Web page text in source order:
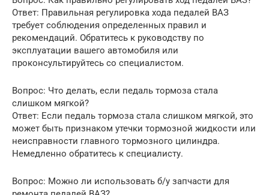
Ответ: Правильная регулировка хода педалей ВАЗ
требует соблюдения определенных правил и
рекомендаций. Обратитесь к руководству по
эксплуатации вашего автомобиля или
проконсультируйтесь со специалистом.
Вопрос: Что делать, если педаль тормоза стала
слишком мягкой?
Ответ: Если педаль тормоза стала слишком мягкой, это
может быть признаком утечки тормозной жидкости или
неисправности главного тормозного цилиндра.
Немедленно обратитесь к специалисту.
Вопрос: Можно ли использовать б/у запчасти для